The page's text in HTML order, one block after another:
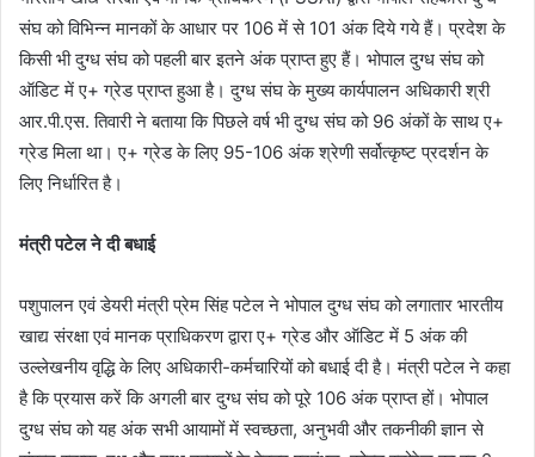
संघ को विभिन्न मानकों के आधार पर 106 में से 101 अंक दिये गये हैं। प्रदेश के
किसी भी दुग्ध संघ को पहली बार इतने अंक प्राप्त हुए हैं। भोपाल दुग्ध संघ को
ऑडिट में ए+ ग्रेड प्राप्त हुआ है। दुग्ध संघ के मुख्य कार्यपालन अधिकारी श्री
आर.पी.एस. तिवारी ने बताया कि पिछले वर्ष भी दुग्ध संघ को 96 अंकों के साथ ए+
ग्रेड मिला था। ए+ ग्रेड के लिए 95-106 अंक श्रेणी सर्वोत्कृष्ट प्रदर्शन के
लिए निर्धारित है।
मंत्री पटेल ने दी बधाई
पशुपालन एवं डेयरी मंत्री प्रेम सिंह पटेल ने भोपाल दुग्ध संघ को लगातार भारतीय
खाद्य संरक्षा एवं मानक प्राधिकरण द्वारा ए+ ग्रेड और ऑडिट में 5 अंक की
उल्लेखनीय वृद्धि के लिए अधिकारी-कर्मचारियों को बधाई दी है। मंत्री पटेल ने कहा
है कि प्रयास करें कि अगली बार दुग्ध संघ को पूरे 106 अंक प्राप्त हों। भोपाल
दुग्ध संघ को यह अंक सभी आयामों में स्वच्छता, अनुभवी और तकनीकी ज्ञान से